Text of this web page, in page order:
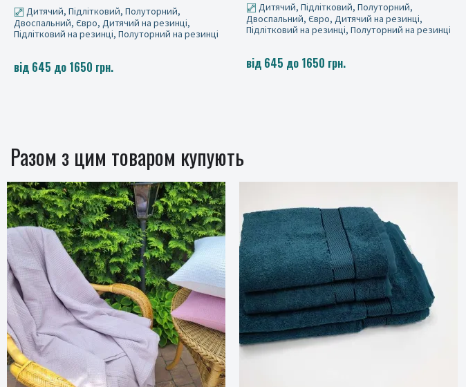
Дитячий, Підлітковий, Полуторний,
Двоспальний, Євро, Дитячий на резинці,
Підлітковий на резинці, Полуторний на резинці
від 645 до 1650 грн.
Дитячий, Підлітковий, Полуторний,
Двоспальний, Євро, Дитячий на резинці,
Підлітковий на резинці, Полуторний на резинці
від 645 до 1650 грн.
Разом з цим товаром купують